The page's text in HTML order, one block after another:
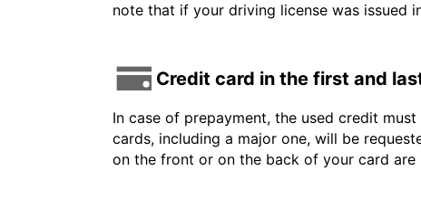
note that if your driving license was issued
Credit card in the first and
In case of prepayment, the used credit
cards, including a major one, will be
on the front or on the back of your card are